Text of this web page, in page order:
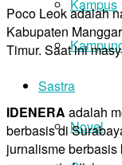
Kampus
Sastra
Novel
Poco Leok adalah
Kabupaten
Timur. Saat ini
IDENERA adalah
berbasis di
jurnalisme